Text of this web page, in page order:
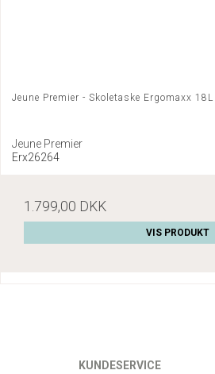
Jeune Premier - Skoletaske Ergomaxx
Jeune Premier
Erx26264
1.799,00 DKK
VIS PRODUKT
KUNDESERVICE